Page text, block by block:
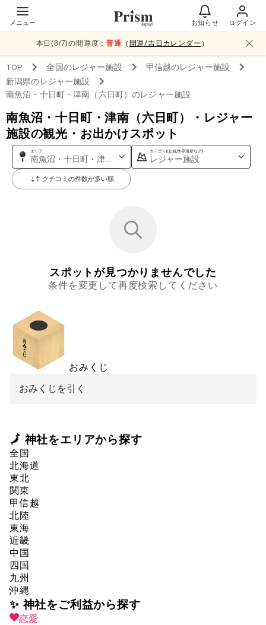
メニュー お知らせ ログイン
本日(8/7)の開運度：普通 （ 開運/吉日カレンダー ）
TOP 全国のレジャー施設 甲信越のレジャー施設
新潟県のレジャー施設
南魚沼・十日町・津南（六日町）のレジャー施設
南魚沼・十日町・津南（六日町）・レジャー
施設の観光・お出かけスポット
エリア
南魚沼・十日町・津南（六日町）
カテゴリ(山,城,世界遺産など)
レジャー施設
クチコミの件数が多い順
スポットが見つかりませんでした
条件を変更して再度検索してください
おみくじ
おみくじを引く
🗾 神社をエリアから探す
全国
北海道
東北
関東
甲信越
北陸
東海
近畿
中国
四国
九州
沖縄
✨ 神社をご利益から探す
恋愛